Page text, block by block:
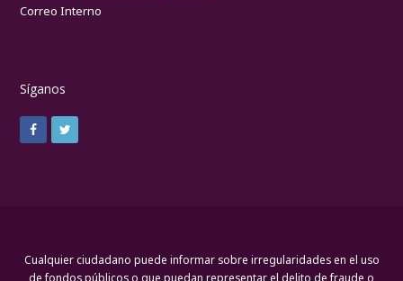
Correo Interno
Síganos
Cualquier ciudadano puede informar sobre irregularidades en el uso
de fondos públicos o que puedan representar el delito de fraude o